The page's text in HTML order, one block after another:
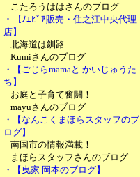
こたろうははさんのブログ
・【ﾉｴﾋﾞｱ販売・住之江中央代理
店】
北海道は釧路
Kumiさんのブログ
・【ごじらmamaと かいじゅうた
ち】
お庭と子育て奮闘！
mayuさんのブログ
・【なんこくまほらスタッフのブ
ログ】
南国市の情報満載！
まほらスタッフさんのブログ
・【曳家 岡本のブログ】